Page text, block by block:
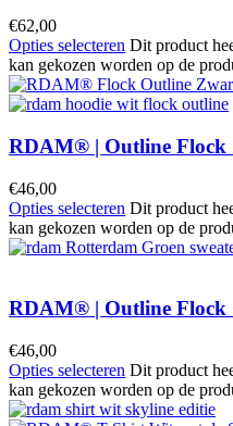
€62,00
Opties selecteren Dit product
kan gekozen worden op de
RDAM® | Outline Flock
€46,00
Opties selecteren Dit product
kan gekozen worden op de
RDAM® | Outline Flock
€46,00
Opties selecteren Dit product
kan gekozen worden op de